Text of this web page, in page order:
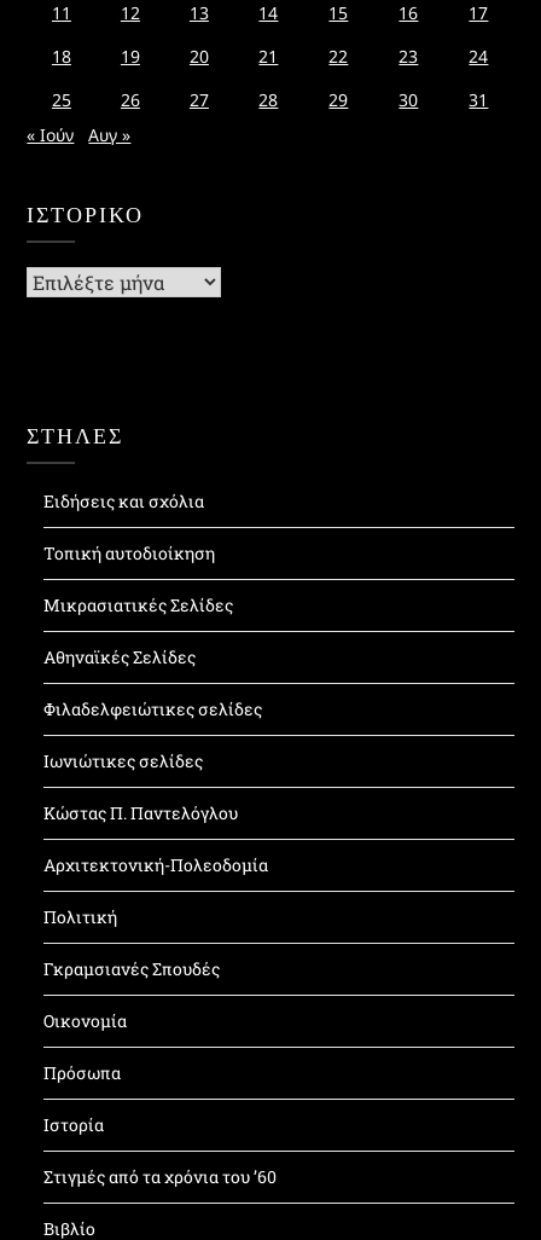
11
12 13 14 15 16
17
18
19 20 21 22 23
24
25
26 27 28 29 30
31
« Ιούν
Αυγ »
ΙΣΤΟΡΙΚΌ
Ιστορικό
ΣΤΗΛΕΣ
Ειδήσεις και σχόλια
Τοπική αυτοδιοίκηση
Μικρασιατικές Σελίδες
Αθηναϊκές Σελίδες
Φιλαδελφειώτικες σελίδες
Ιωνιώτικες σελίδες
Κώστας Π. Παντελόγλου
Αρχιτεκτονική-Πολεοδομία
Πολιτική
Γκραμσιανές Σπουδές
Οικονομία
Πρόσωπα
Ιστορία
Στιγμές από τα χρόνια του ’60
Βιβλίο